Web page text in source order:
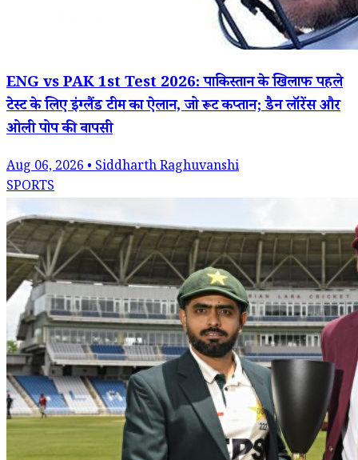
ENG vs PAK 1st Test 2026: पाकिस्तान के खिलाफ पहले
टेस्ट के लिए इंग्लैंड टीम का ऐलान, जो रूट कप्तान; डैन लॉरेंस और
ओली पोप की वापसी
Aug 06, 2026 • Siddharth Raghuvanshi
SPORTS